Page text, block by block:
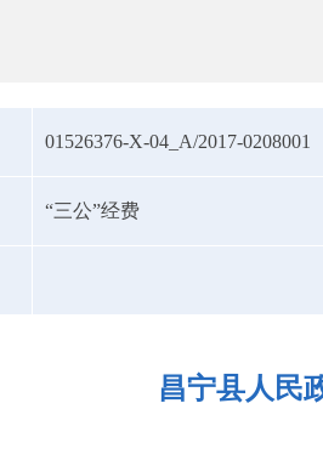
01526376-X-04_A/2017-0208001
“三公”经费
昌宁县人民